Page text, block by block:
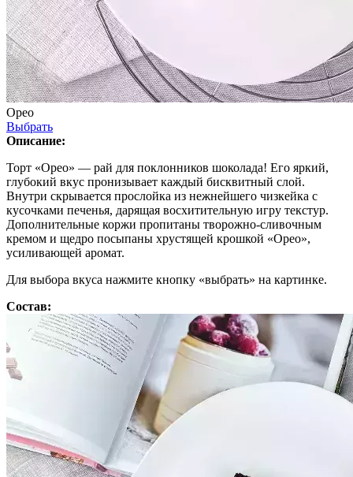
Орео
Выбрать
Описание:
Торт «Орео» — рай для поклонников шоколада! Его яркий,
глубокий вкус пронизывает каждый бисквитный слой.
Внутри скрывается прослойка из нежнейшего чизкейка с
кусочками печенья, дарящая восхитительную игру текстур.
Дополнительные коржи пропитаны творожно-сливочным
кремом и щедро посыпаны хрустящей крошкой «Орео»,
усиливающей аромат.
Для выбора вкуса нажмите кнопку «выбрать» на картинке.
Состав: